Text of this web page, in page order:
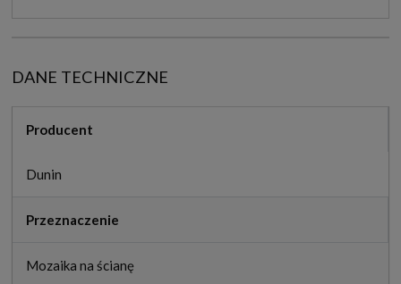
DANE TECHNICZNE
Producent
Dunin
Przeznaczenie
Mozaika na ścianę